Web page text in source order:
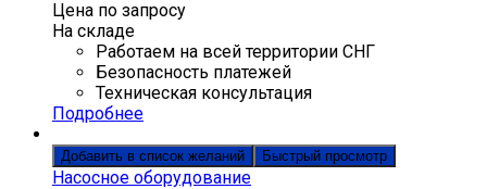
Цена по запросу
На складе
Работаем на всей территории СНГ
Безопасность платежей
Техническая консультация
Подробнее
Добавить в список желаний Быстрый просмотр
Насосное оборудование